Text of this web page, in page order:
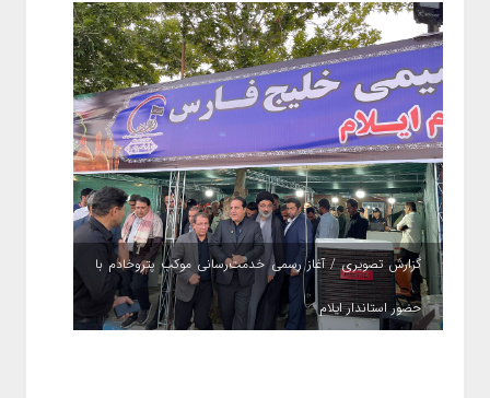
گزارش تصویری / آغاز رسمی خدمت‌رسانی موکب پتروخادم با
حضور استاندار ایلام